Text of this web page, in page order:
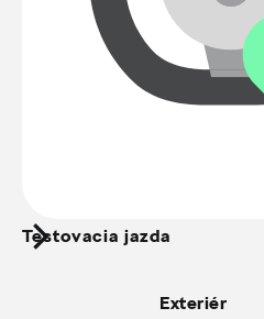
Testovacia jazda
Exteriér